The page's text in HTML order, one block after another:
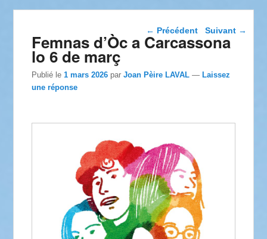
Navigation dans les
articles
← Précédent Suivant →
Femnas d’Òc a Carcassona
lo 6 de març
Publié le1 mars 2026 parJoan Pèire LAVAL —Laissez
une réponse